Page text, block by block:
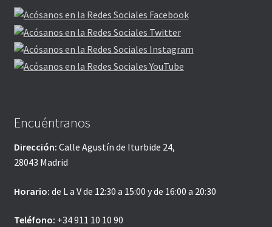
Encuéntranos
Dirección: Calle Agustín de Iturbide 24,
28043 Madrid
Horario: de L a V de 12:30 a 15:00 y de 16:00 a 20:30
Teléfono: +34 911 10 10 90